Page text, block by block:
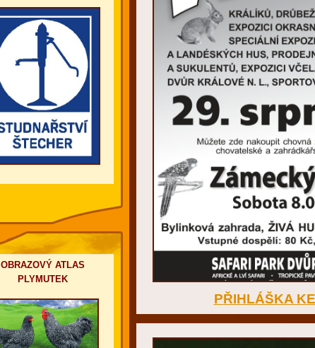
PŘIHLÁŠKA
OBRAZOVÝ ATLAS
PLYMUTEK